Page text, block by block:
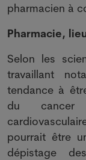
pharmacien à
Pharmacie,
Selon les
travaillant
tendance à
du
pourrait être
dépistage